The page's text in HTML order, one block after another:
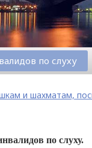
по слуху
и шахматам,
по слуху.